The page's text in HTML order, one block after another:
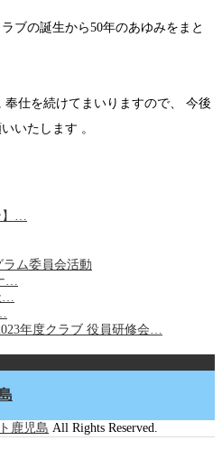
ブの誕生から50年のあゆみをまと
仕を続けてまいりますので、 今後
いたします 。
…
ラム委員会活動
…
年度クラブ 役員研修会…
鹿児島 All Rights Reserved.